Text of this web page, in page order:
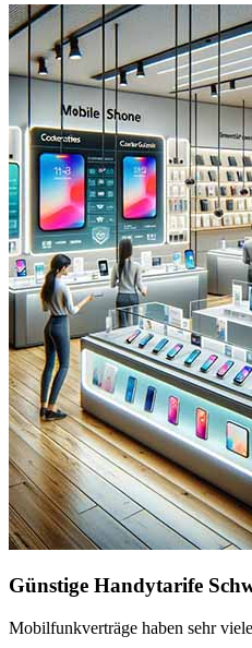
Günstige Handytarife
Mobilfunkverträge haben sehr